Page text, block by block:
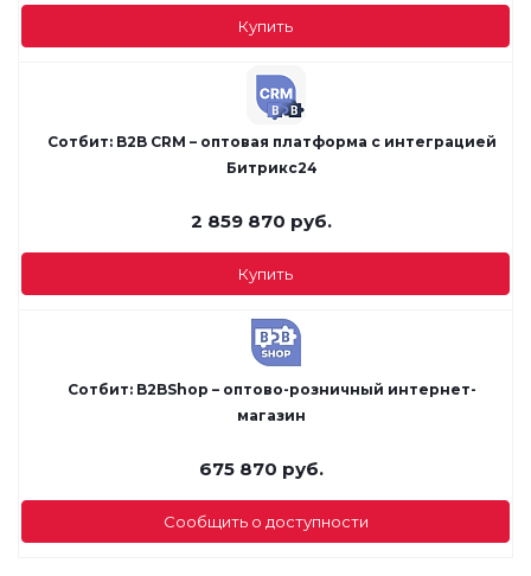
Купить
Сотбит: B2B CRM – оптовая платформа с интеграцией
Битрикс24
2 859 870 руб.
Купить
Сотбит: B2BShop – оптово-розничный интернет-
магазин
675 870 руб.
Сообщить о доступности